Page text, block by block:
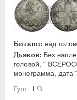
Биткин: над
Дьяков: Без
головой, "
монограмма, дата
1